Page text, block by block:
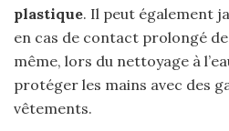
plastique. Il peut également
en cas de contact prolongé
même, lors du nettoyage à
protéger les mains avec des
vêtements.